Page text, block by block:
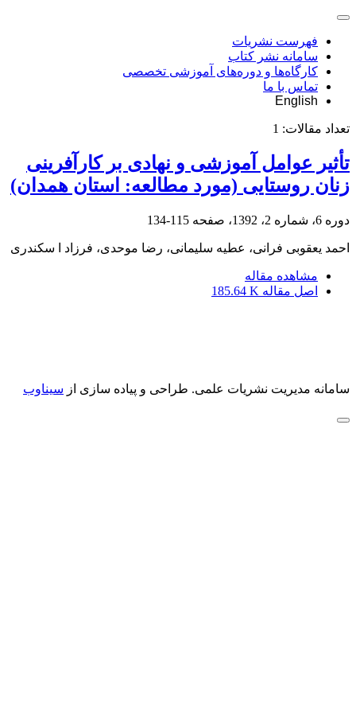
فهرست نشریات
سامانه نشر کتاب
کارگاه‌ها و دوره‌های آموزشی تخصصی
تماس با ما
English
تعداد مقالات: 1
تأثیر عوامل آموزشی و نهادی بر کارآفرینی
زنان روستایی (مورد مطالعه: استان همدان)
دوره 6، شماره 2، 1392، صفحه 115-134
احمد یعقوبی فرانی، عطیه سلیمانی، رضا موحدی، فرزاد ا سکندری
مشاهده مقاله
اصل مقاله 185.64 K
سامانه مدیریت نشریات علمی. طراحی و پیاده سازی از سیناوب